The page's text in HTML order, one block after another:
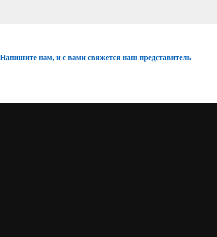
Напишите нам, и с вами свяжется наш представитель